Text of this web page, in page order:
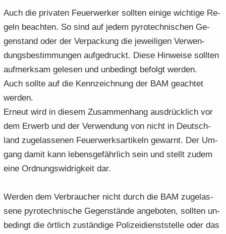
Auch die pri­va­ten Feu­er­wer­ker soll­ten ei­ni­ge wich­ti­ge Re­
geln be­ach­ten. So sind auf jedem py­ro­tech­ni­schen Ge­
gen­stand oder der Ver­pa­ckung die je­wei­li­gen Ver­wen­
dungs­be­stim­mun­gen auf­ge­druckt. Diese Hin­wei­se soll­ten
auf­merk­sam ge­le­sen und un­be­dingt be­folgt wer­den.
Auch soll­te auf die Kenn­zeich­nung der BAM ge­ach­tet
wer­den.
Er­neut wird in die­sem Zu­sam­men­hang aus­drück­lich vor
dem Er­werb und der Ver­wen­dung von nicht in Deutsch­
land zu­ge­las­se­nen Feu­er­werks­ar­ti­keln ge­warnt. Der Um­
gang damit kann le­bens­ge­fähr­lich sein und stellt zudem
eine Ord­nungs­wid­rig­keit dar.
Wer­den dem Ver­brau­cher nicht durch die BAM zu­ge­las­
se­ne py­ro­tech­ni­sche Ge­gen­stän­de an­ge­bo­ten, soll­ten un­
be­dingt die ört­lich zu­stän­di­ge Po­li­zei­dienst­stel­le oder das